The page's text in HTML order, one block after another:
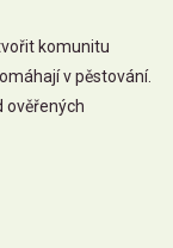
komunitu
v pěstování.
ověřených